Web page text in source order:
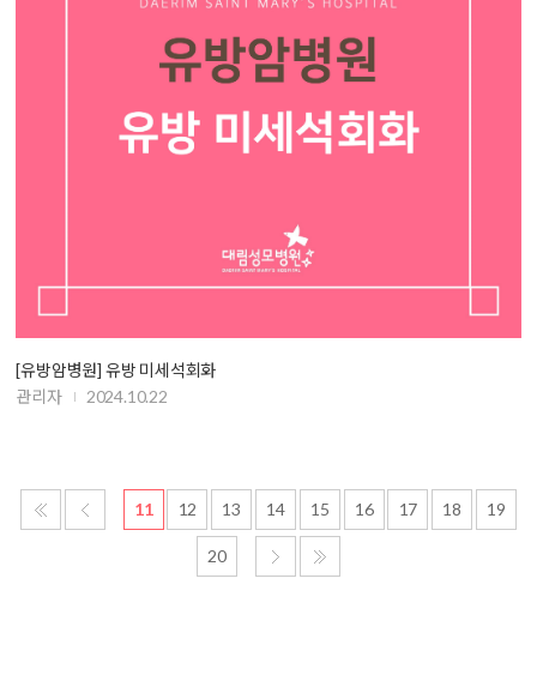
[유방암병원] 유방 미세석회화
관리자
2024.10.22
11 12 13 14 15 16 17 18 19
20